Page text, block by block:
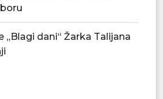
„Blagi dani“ Žarka Talijana